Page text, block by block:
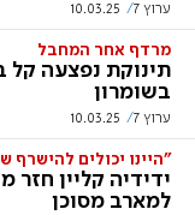
ערוץ 7 10.03.25
מרדף אחר המחבל
תינוקת נפצעה קל
בשומרון
ערוץ 7 10.03.25
"היינו יכולים להישרף
ידידיה קליין חזר
למארב מסוכן